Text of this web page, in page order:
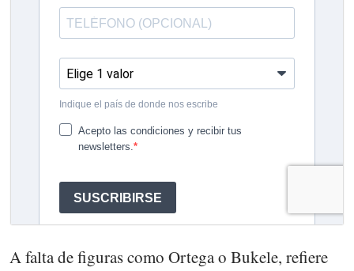
A falta de figuras como Ortega o Bukele, refiere